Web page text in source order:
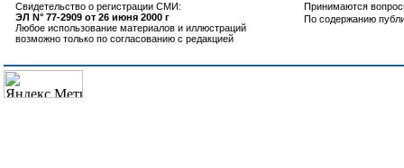
Свидетельство о регистрации СМИ:
ЭЛ N° 77-2909 от 26 июня 2000 г
Любое использование материалов и иллюстраций
возможно только по согласованию с редакцией
Принимаются
По содержанию